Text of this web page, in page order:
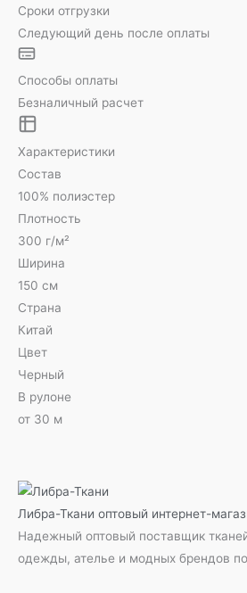
Сроки отгрузки
Следующий день после оплаты
Способы оплаты
Безналичный расчет
Характеристики
Состав
100% полиэстер
Плотность
300 г/м²
Ширина
150 см
Страна
Китай
Цвет
Черный
В рулоне
от 30 м
Либра-Ткани оптовый интернет-
Надежный оптовый поставщик
одежды, ателье и модных брендов